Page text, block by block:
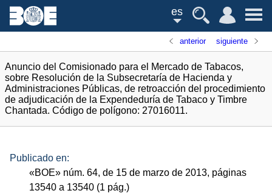
es
anterior siguiente
Anuncio del Comisionado para el Mercado de Tabacos,
sobre Resolución de la Subsecretaría de Hacienda y
Administraciones Públicas, de retroacción del procedimiento
de adjudicación de la Expendeduría de Tabaco y Timbre
Chantada. Código de polígono: 27016011.
Publicado en:
«BOE» núm. 64, de 15 de marzo de 2013, páginas
13540 a 13540 (1 pág.)